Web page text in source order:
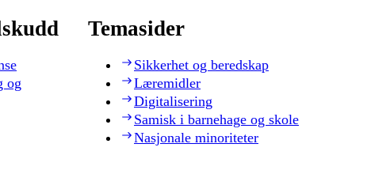
og
Temasider
Sikkerhet og beredskap
Læremidler
Digitalisering
Samisk i barnehage og skole
Nasjonale minoriteter